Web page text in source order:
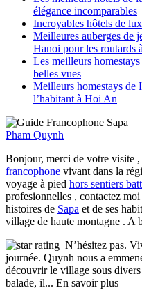
élégance incomparables
Incroyables hôtels de
Meilleures auberges de
Hanoi pour les routards
Les meilleurs
belles vues
Meilleurs homestays de
l’habitant à Hoi An
Pham Quynh
Bonjour, merci de votre visite ,
francophone vivant dans la
voyage à pied hors sentiers
profesionnelles , contactez
histoires de Sapa et de ses
village de haute montagne . A
N’hésitez pas.
journée. Quynh nous a
découvrir le village sous
balade, il... En savoir plus